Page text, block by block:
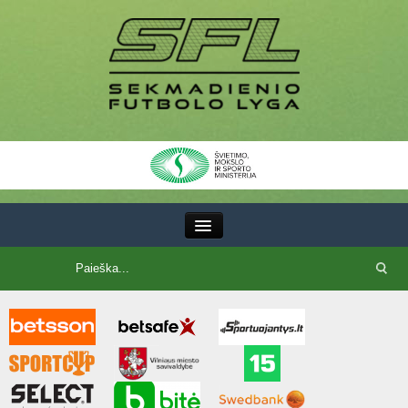
SFL taurė
7x7 CUP